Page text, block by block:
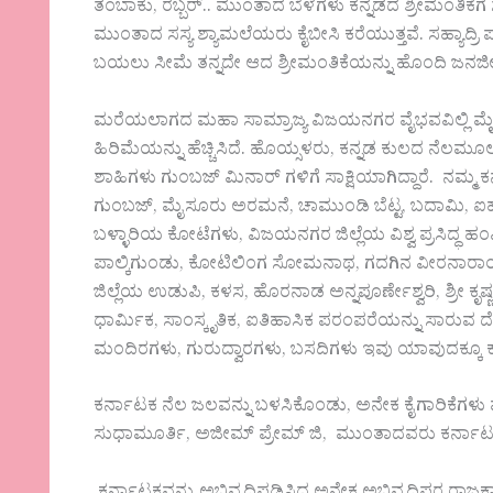
ತಂಬಾಕು, ರಬ್ಬರ್.. ಮುಂತಾದ ಬೆಳೆಗಳು ಕನ್ನಡದ
ಮುಂತಾದ ಸಸ್ಯ ಶ್ಯಾಮಲೆಯರು ಕೈಬೀಸಿ ಕರೆಯುತ್ತವೆ.
ಬಯಲು ಸೀಮೆ ತನ್ನದೇ ಆದ ಶ್ರೀಮಂತಿಕೆಯನ್ನು ಹೊಂದಿ
ಮರೆಯಲಾಗದ ಮಹಾ ಸಾಮ್ರಾಜ್ಯ ವಿಜಯನಗರ ವೈಭವವಿಲ್ಲಿ
ಹಿರಿಮೆಯನ್ನು ಹೆಚ್ಚಿಸಿದೆ. ಹೊಯ್ಸಳರು, ಕನ್ನಡ ಕುಲದ
ಶಾಹಿಗಳು ಗುಂಬಜ್ ಮಿನಾರ್ ಗಳಿಗೆ ಸಾಕ್ಷಿಯಾಗಿದ್ದಾರೆ. ನಮ್ಮ
ಗುಂಬಜ್, ಮೈಸೂರು ಅರಮನೆ, ಚಾಮುಂಡಿ ಬೆಟ್ಟ, ಬದಾಮಿ,
ಬಳ್ಳಾರಿಯ ಕೋಟೆಗಳು, ವಿಜಯನಗರ ಜಿಲ್ಲೆಯ ವಿಶ್ವ ಪ್ರಸಿದ್ಧ
ಪಾಲ್ಕಿಗುಂಡು, ಕೋಟಿಲಿಂಗ ಸೋಮನಾಥ, ಗದಗಿನ
ಜಿಲ್ಲೆಯ ಉಡುಪಿ, ಕಳಸ, ಹೊರನಾಡ ಅನ್ನಪೂರ್ಣೇಶ್ವರಿ, ಶ್ರೀ
ಧಾರ್ಮಿಕ, ಸಾಂಸ್ಕೃತಿಕ, ಐತಿಹಾಸಿಕ ಪರಂಪರೆಯನ್ನು ಸಾರುವ
ಮಂದಿರಗಳು, ಗುರುದ್ವಾರಗಳು, ಬಸದಿಗಳು ಇವು
ಕರ್ನಾಟಕ ನೆಲ ಜಲವನ್ನು ಬಳಸಿಕೊಂಡು, ಅನೇಕ
ಸುಧಾಮೂರ್ತಿ, ಅಜೀಮ್ ಪ್ರೇಮ್ ಜಿ, ಮುಂತಾದವರು